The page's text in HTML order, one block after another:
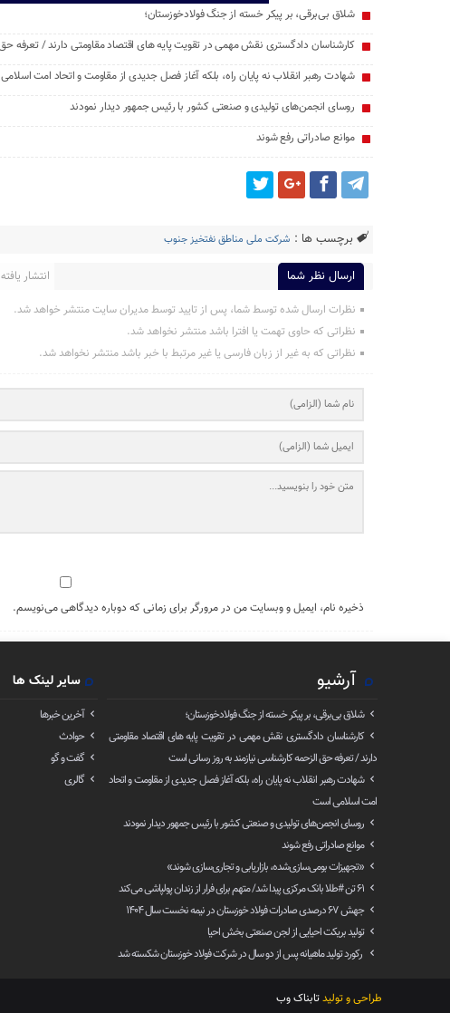
شلاق‌ بی‌برقی، بر پیکر خسته‌ از جنگ فولادخوزستان؛
کارشناسان دادگستری نقش مهمی در تقویت پایه های اقتصاد مقاومتی دارند / تعرفه
شهادت رهبر انقلاب نه پایان راه، بلکه آغاز فصل جدیدی از مقاومت و اتحاد امت
روسای انجمن‌های تولیدی و صنعتی کشور با رئیس جمهور دیدار نمودند
موانع صادراتی رفع شوند
برچسب ها : شرکت ملی مناطق نفتخیز جنوب
ارسال نظر شما انتشار یافته
نظرات ارسال شده توسط شما، پس از تایید توسط مدیران سایت منتشر خواهد شد.
نظراتی که حاوی تهمت یا افترا باشد منتشر نخواهد شد.
نظراتی که به غیر از زبان فارسی یا غیر مرتبط با خبر باشد منتشر نخواهد شد.
ذخیره نام، ایمیل و وبسایت من در مرورگر برای زمانی که دوباره دیدگاهی می‌نویسم.
آرشیو
شلاق‌ بی‌برقی، بر پیکر خسته‌ از جنگ فولادخوزستان؛
کارشناسان دادگستری نقش مهمی در تقویت پایه های اقتصاد مقاومتی
دارند / تعرفه حق الزحمه کارشناسی نیازمند به روز رسانی است
شهادت رهبر انقلاب نه پایان راه، بلکه آغاز فصل جدیدی از مقاومت و اتحاد
امت اسلامی است
روسای انجمن‌های تولیدی و صنعتی کشور با رئیس جمهور دیدار نمودند
موانع صادراتی رفع شوند
«تجهیزات بومی‌سازی‌شده، بازاریابی و تجاری‌سازی شوند»
۶۱ تن ‌#طلا بانک مرکزی پیدا شد/ متهم برای فرار از زندان پولپاشی می‌کند
جهش ۶۷ درصدی صادرات فولاد خوزستان در نیمه نخست سال ۱۴۰۴
تولید بریکت احیایی از لجن صنعتی بخش احیا
رکورد تولید ماهیانه پس از دو سال در شرکت فولاد خوزستان شکسته شد
سایر لینک ها
آخرین خبرها
حوادث
گفت و گو
گالری
طراحی و تولیدتابناک وب